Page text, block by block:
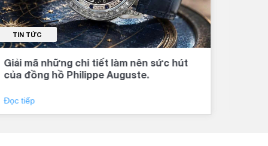
TIN TỨC
Giải mã những chi tiết làm nên sức hút
của đồng hồ Philippe Auguste.
Đọc tiếp